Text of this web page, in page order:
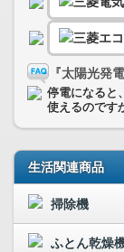
『太陽光発
停電になると
使えるのです
生活関連商品
掃除機
ふとん乾燥